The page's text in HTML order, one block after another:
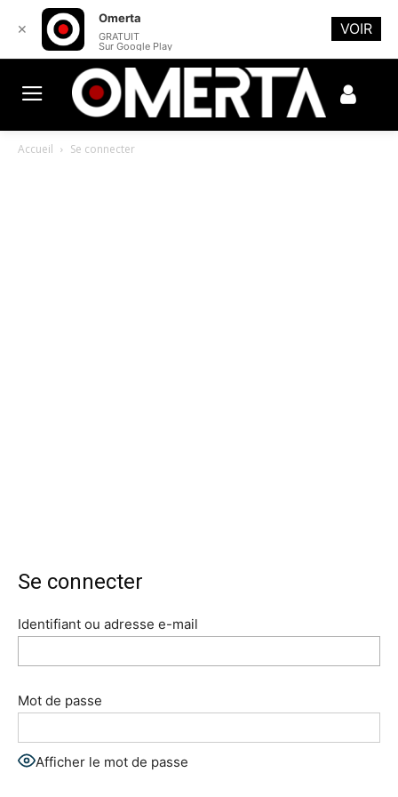
Accueil Se connecter
Se connecter
Identifiant ou adresse e-mail
Mot de passe
Afficher le mot de passe
✕
Omerta
GRATUIT
Sur Google Play
VOIR